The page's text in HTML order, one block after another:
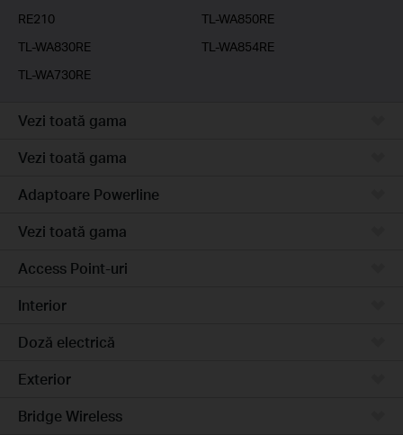
RE210
TL-WA850RE
TL-WA830RE
TL-WA854RE
TL-WA730RE
Vezi toată gama
Vezi toată gama
Adaptoare Powerline
Vezi toată gama
Access Point-uri
Interior
Doză electrică
Exterior
Bridge Wireless